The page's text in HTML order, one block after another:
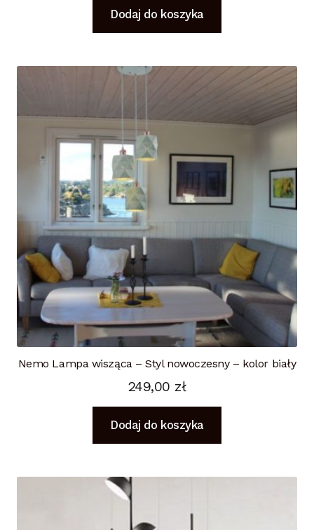
Dodaj do koszyka
Nemo Lampa wisząca – Styl nowoczesny – kolor biały
249,00 zł
Dodaj do koszyka